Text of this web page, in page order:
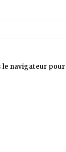
navigateur